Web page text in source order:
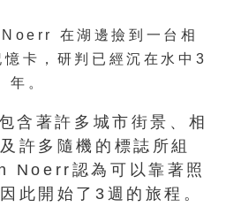
在湖邊撿到一台相
憶卡 ，研判已經沉在水中3
年 。
含著許多城市街景、相
許多隨機的標誌所組
Noerr認為可以靠著照
此開始了3週的旅程。